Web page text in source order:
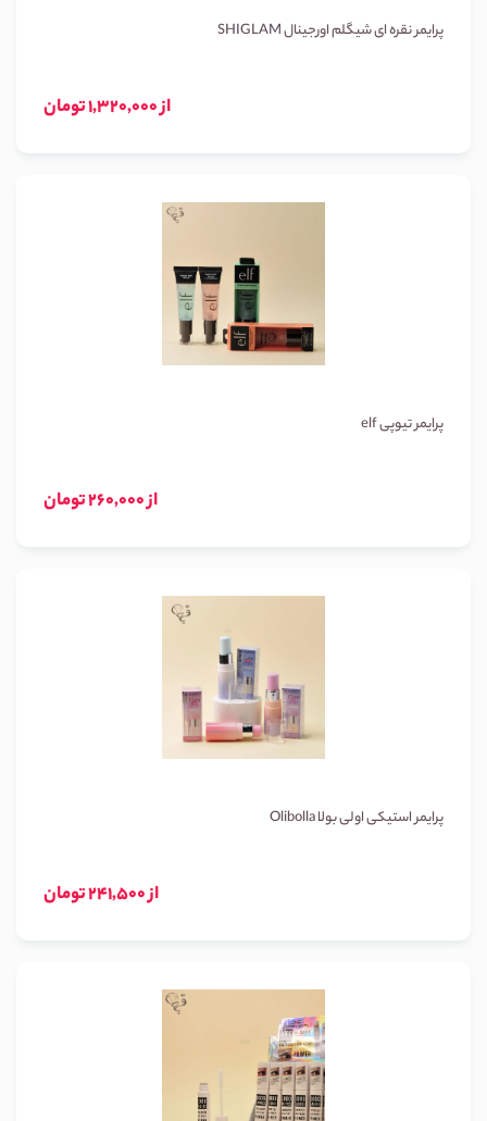
پرایمر نقره ای شیگلم اورجینال SHIGLAM
از 1,320,000 تومان
پرایمر تیوپی elf
از 260,000 تومان
پرایمر استیکی اولی بولا Olibolla
از 241,500 تومان